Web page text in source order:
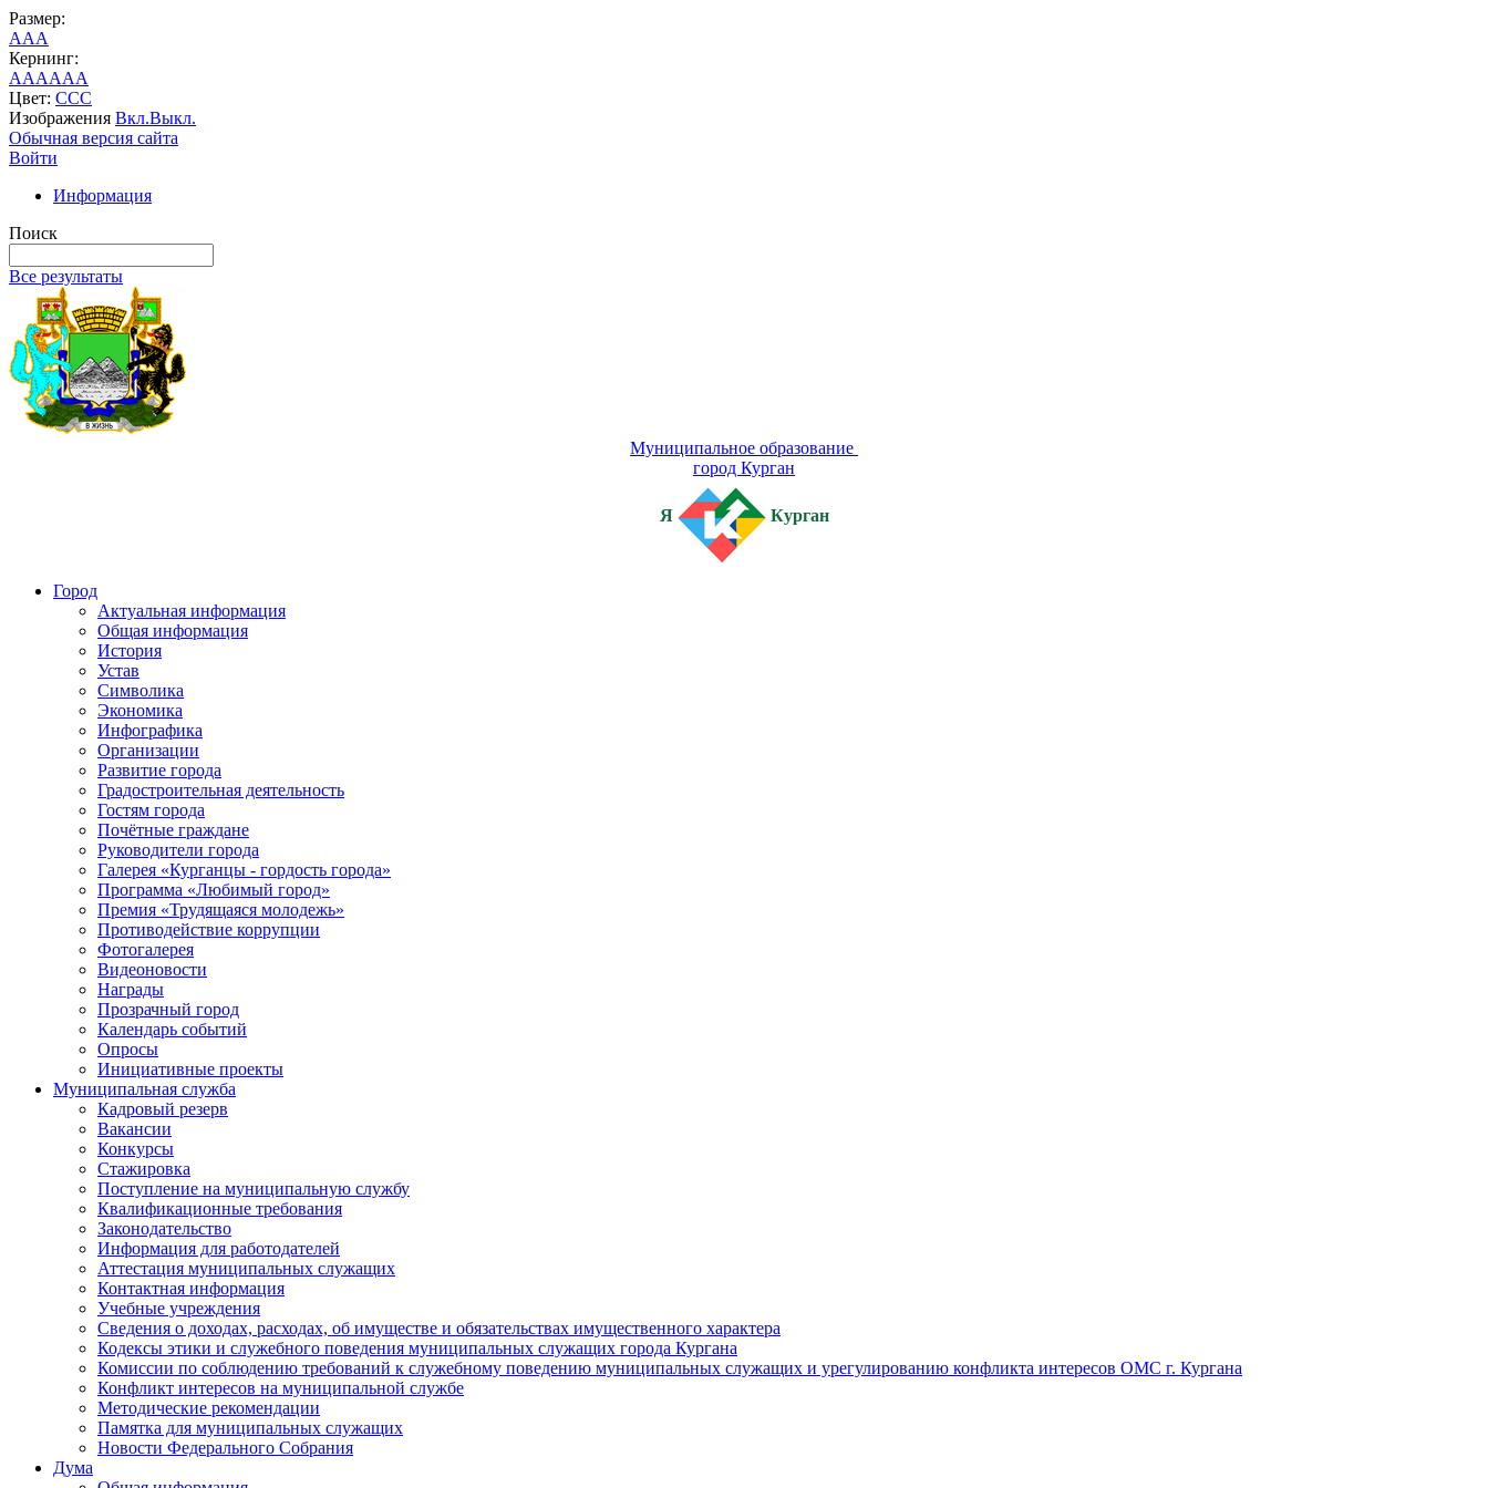
Размер:
AAA
Кернинг:
AAAAAA
Цвет: CCC
Изображения Вкл.Выкл.
Обычная версия сайта
Войти
Информация
Поиск
Все результаты
Муниципальное образование
город Курган
Я Курган
Город
Актуальная информация
Общая информация
История
Устав
Символика
Экономика
Инфографика
Организации
Развитие города
Градостроительная деятельность
Гостям города
Почётные граждане
Руководители города
Галерея «Курганцы - гордость города»
Программа «Любимый город»
Премия «Трудящаяся молодежь»
Противодействие коррупции
Фотогалерея
Видеоновости
Награды
Прозрачный город
Календарь событий
Опросы
Инициативные проекты
Муниципальная служба
Кадровый резерв
Вакансии
Конкурсы
Стажировка
Поступление на муниципальную службу
Квалификационные требования
Законодательство
Информация для работодателей
Аттестация муниципальных служащих
Контактная информация
Учебные учреждения
Сведения о доходах, расходах, об имуществе и обязательствах имущественного характера
Кодексы этики и служебного поведения муниципальных служащих города Кургана
Комиссии по соблюдению требований к служебному поведению муниципальных служащих и урегулированию конфликта интересов ОМС г. Кургана
Конфликт интересов на муниципальной службе
Методические рекомендации
Памятка для муниципальных служащих
Новости Федерального Cобрания
Дума